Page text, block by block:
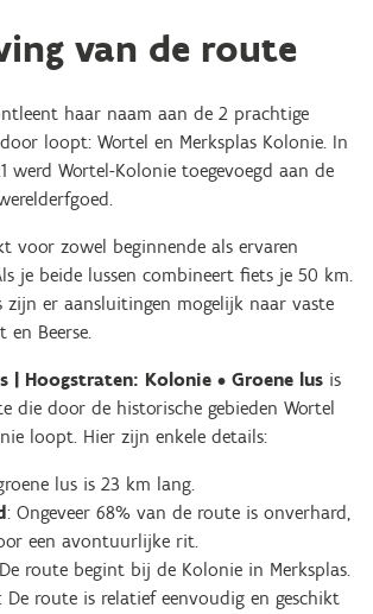
van de route
haar naam aan de 2 prachtige
loopt: Wortel en Merksplas Kolonie. In
werd Wortel-Kolonie toegevoegd aan de
voor zowel beginnende als ervaren
je beide lussen combineert fiets je 50 km.
zijn er aansluitingen mogelijk naar vaste
en Beerse.
| Hoogstraten: Kolonie • Groene lus is
die door de historische gebieden Wortel
loopt. Hier zijn enkele details:
lus is 23 km lang.
: Ongeveer 68% van de route is onverhard,
een avontuurlijke rit.
route begint bij de Kolonie in Merksplas.
: De route is relatief eenvoudig en geschikt